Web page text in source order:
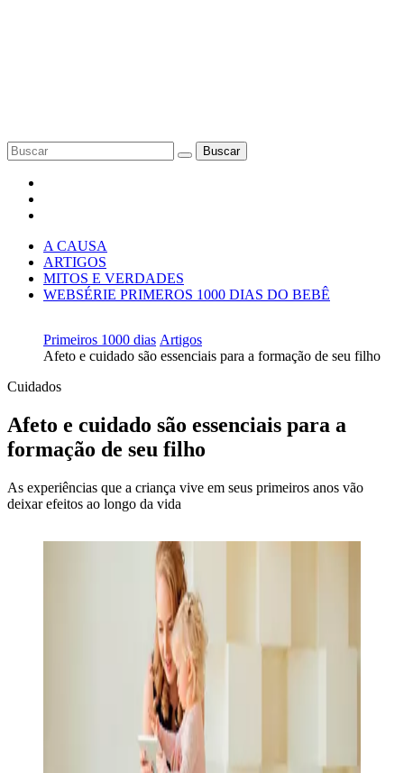
Buscar
A CAUSA
ARTIGOS
MITOS E VERDADES
WEBSÉRIE PRIMEROS 1000 DIAS DO BEBÊ
Primeiros 1000 dias Artigos
Afeto e cuidado são essenciais para a formação de seu filho
Cuidados
Afeto e cuidado são essenciais para a
formação de seu filho
As experiências que a criança vive em seus primeiros anos vão
deixar efeitos ao longo da vida